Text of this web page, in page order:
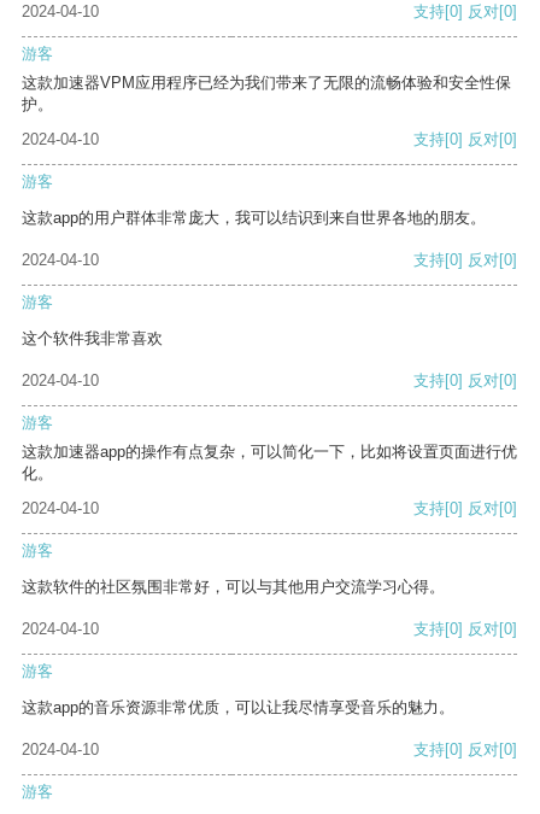
2024-04-10 支持[0] 反对[0]
游客
这款加速器VPM应用程序已经为我们带来了无限的流畅体验和安全性保
护。
2024-04-10
支持[0] 反对[0]
游客
这款app的用户群体非常庞大，我可以结识到来自世界各地的朋友。
2024-04-10 支持[0] 反对[0]
游客
这个软件我非常喜欢
2024-04-10 支持[0] 反对[0]
游客
这款加速器app的操作有点复杂，可以简化一下，比如将设置页面进行优
化。
2024-04-10
支持[0] 反对[0]
游客
这款软件的社区氛围非常好，可以与其他用户交流学习心得。
2024-04-10 支持[0] 反对[0]
游客
这款app的音乐资源非常优质，可以让我尽情享受音乐的魅力。
2024-04-10 支持[0] 反对[0]
游客